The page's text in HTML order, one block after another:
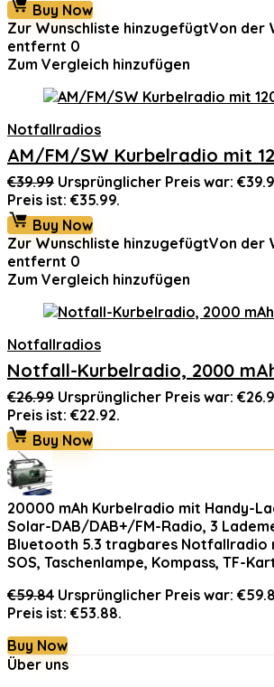
Buy Now
Zur Wunschliste hinzugefügtVon der
entfernt 0
Zum Vergleich hinzufügen
Notfallradios
AM/FM/SW Kurbelradio mit
€39.99 Ursprünglicher Preis war:
Preis ist: €35.99.
Buy Now
Zur Wunschliste hinzugefügtVon der
entfernt 0
Zum Vergleich hinzufügen
Notfallradios
Notfall-Kurbelradio, 2000
€26.99 Ursprünglicher Preis war:
Preis ist: €22.92.
Buy Now
20000 mAh Kurbelradio mit Handy-
Solar-DAB/DAB+/FM-Radio, 3
Bluetooth 5.3 tragbares Notfallradio
SOS, Taschenlampe, Kompass, TF-
€59.84 Ursprünglicher Preis war:
Preis ist: €53.88.
Buy Now
Über uns